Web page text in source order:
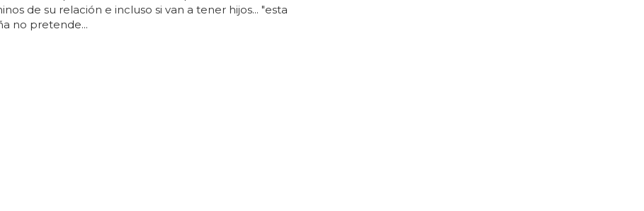
de su relación e incluso si van a tener hijos... "esta
no pretende...